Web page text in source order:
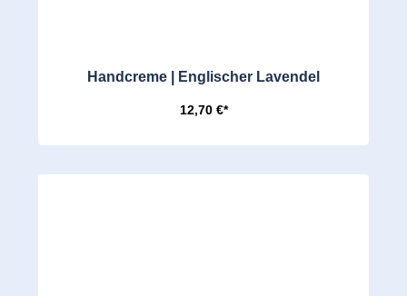
Handcreme | Englischer Lavendel
12,70 €*